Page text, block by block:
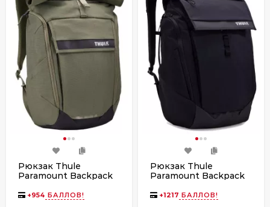
Рюкзак Thule
Paramount Backpack
+954 БАЛЛОВ!
Рюкзак Thule
Paramount Backpack
Black
+1217 БАЛЛОВ!